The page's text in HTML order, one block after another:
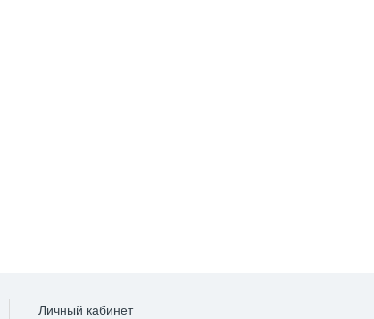
Личный кабинет